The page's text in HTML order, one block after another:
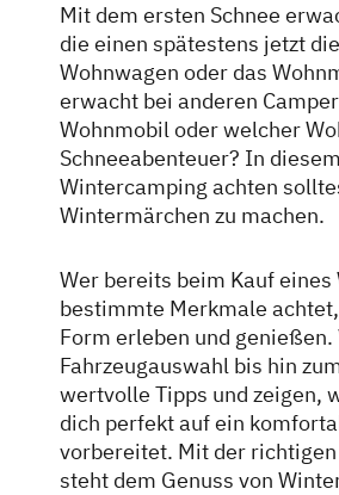
Mit dem ersten Schnee
die einen spätestens jetzt
Wohnwagen oder das
erwacht bei anderen
Wohnmobil oder welcher
Schneeabenteuer? In
Wintercamping achten
Wintermärchen zu machen.
Wer bereits beim Kauf
bestimmte Merkmale
Form erleben und
Fahrzeugauswahl bis hin
wertvolle Tipps und zeigen,
dich perfekt auf ein
vorbereitet. Mit der
steht dem Genuss von